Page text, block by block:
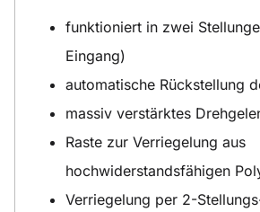
funktioniert in zwei
Eingang)
automatische Rückstellung
massiv verstärktes
Raste zur Verriegelung aus
hochwiderstandsfähigen
Verriegelung per 2-